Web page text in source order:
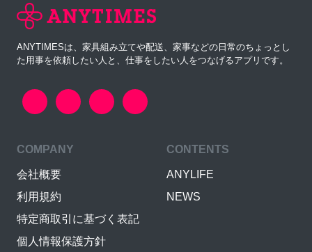
ANYTIMESは、家具組み立てや配送、家事などの日常のちょっとし
た用事を依頼したい人と、仕事をしたい人をつなげるアプリです。
COMPANY
会社概要
利用規約
特定商取引に基づく表記
個人情報保護方針
CONTENTS
ANYLIFE
NEWS